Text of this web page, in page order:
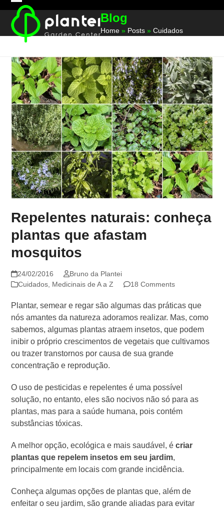
content
Open
mobile
menu
Close
mobile
menu
Blog
Home » Posts »Cuidados
Repelentes naturais: conheça
plantas que afastam
mosquitos
24/02/2016
Bruno da Plantei
Cuidados Medicinais de A a Z 18 Comments
Plantar, semear e regar são algumas das práticas que
nós amantes da natureza adoramos realizar. Mas, como
sabemos, algumas plantas atraem insetos, que podem
inibir o próprio crescimentos de vegetais que cultivamos
ou trazer transtornos por causa de sua grande
concentração e reprodução.
O uso de pesticidas e repelentes é uma possível
solução, no entanto, eles são nocivos não só para as
plantas, mas para a saúde humana, pois contém
substâncias tóxicas.
A melhor opção, ecológica e mais saudável, é criar
plantas que repelem insetos em seu jardim,
principalmente em locais com grande incidência.
Conheça algumas opções de plantas que, além de
enfeitar o seu jardim, são grande aliadas para evitar